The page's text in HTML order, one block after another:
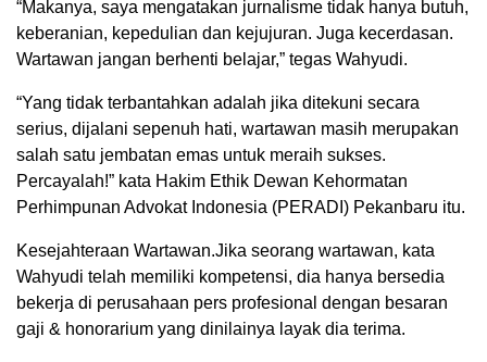
“Makanya, saya mengatakan jurnalisme tidak hanya butuh,
keberanian, kepedulian dan kejujuran. Juga kecerdasan.
Wartawan jangan berhenti belajar,” tegas Wahyudi.
“Yang tidak terbantahkan adalah jika ditekuni secara
serius, dijalani sepenuh hati, wartawan masih merupakan
salah satu jembatan emas untuk meraih sukses.
Percayalah!” kata Hakim Ethik Dewan Kehormatan
Perhimpunan Advokat Indonesia (PERADI) Pekanbaru itu.
Kesejahteraan Wartawan.Jika seorang wartawan, kata
Wahyudi telah memiliki kompetensi, dia hanya bersedia
bekerja di perusahaan pers profesional dengan besaran
gaji & honorarium yang dinilainya layak dia terima.